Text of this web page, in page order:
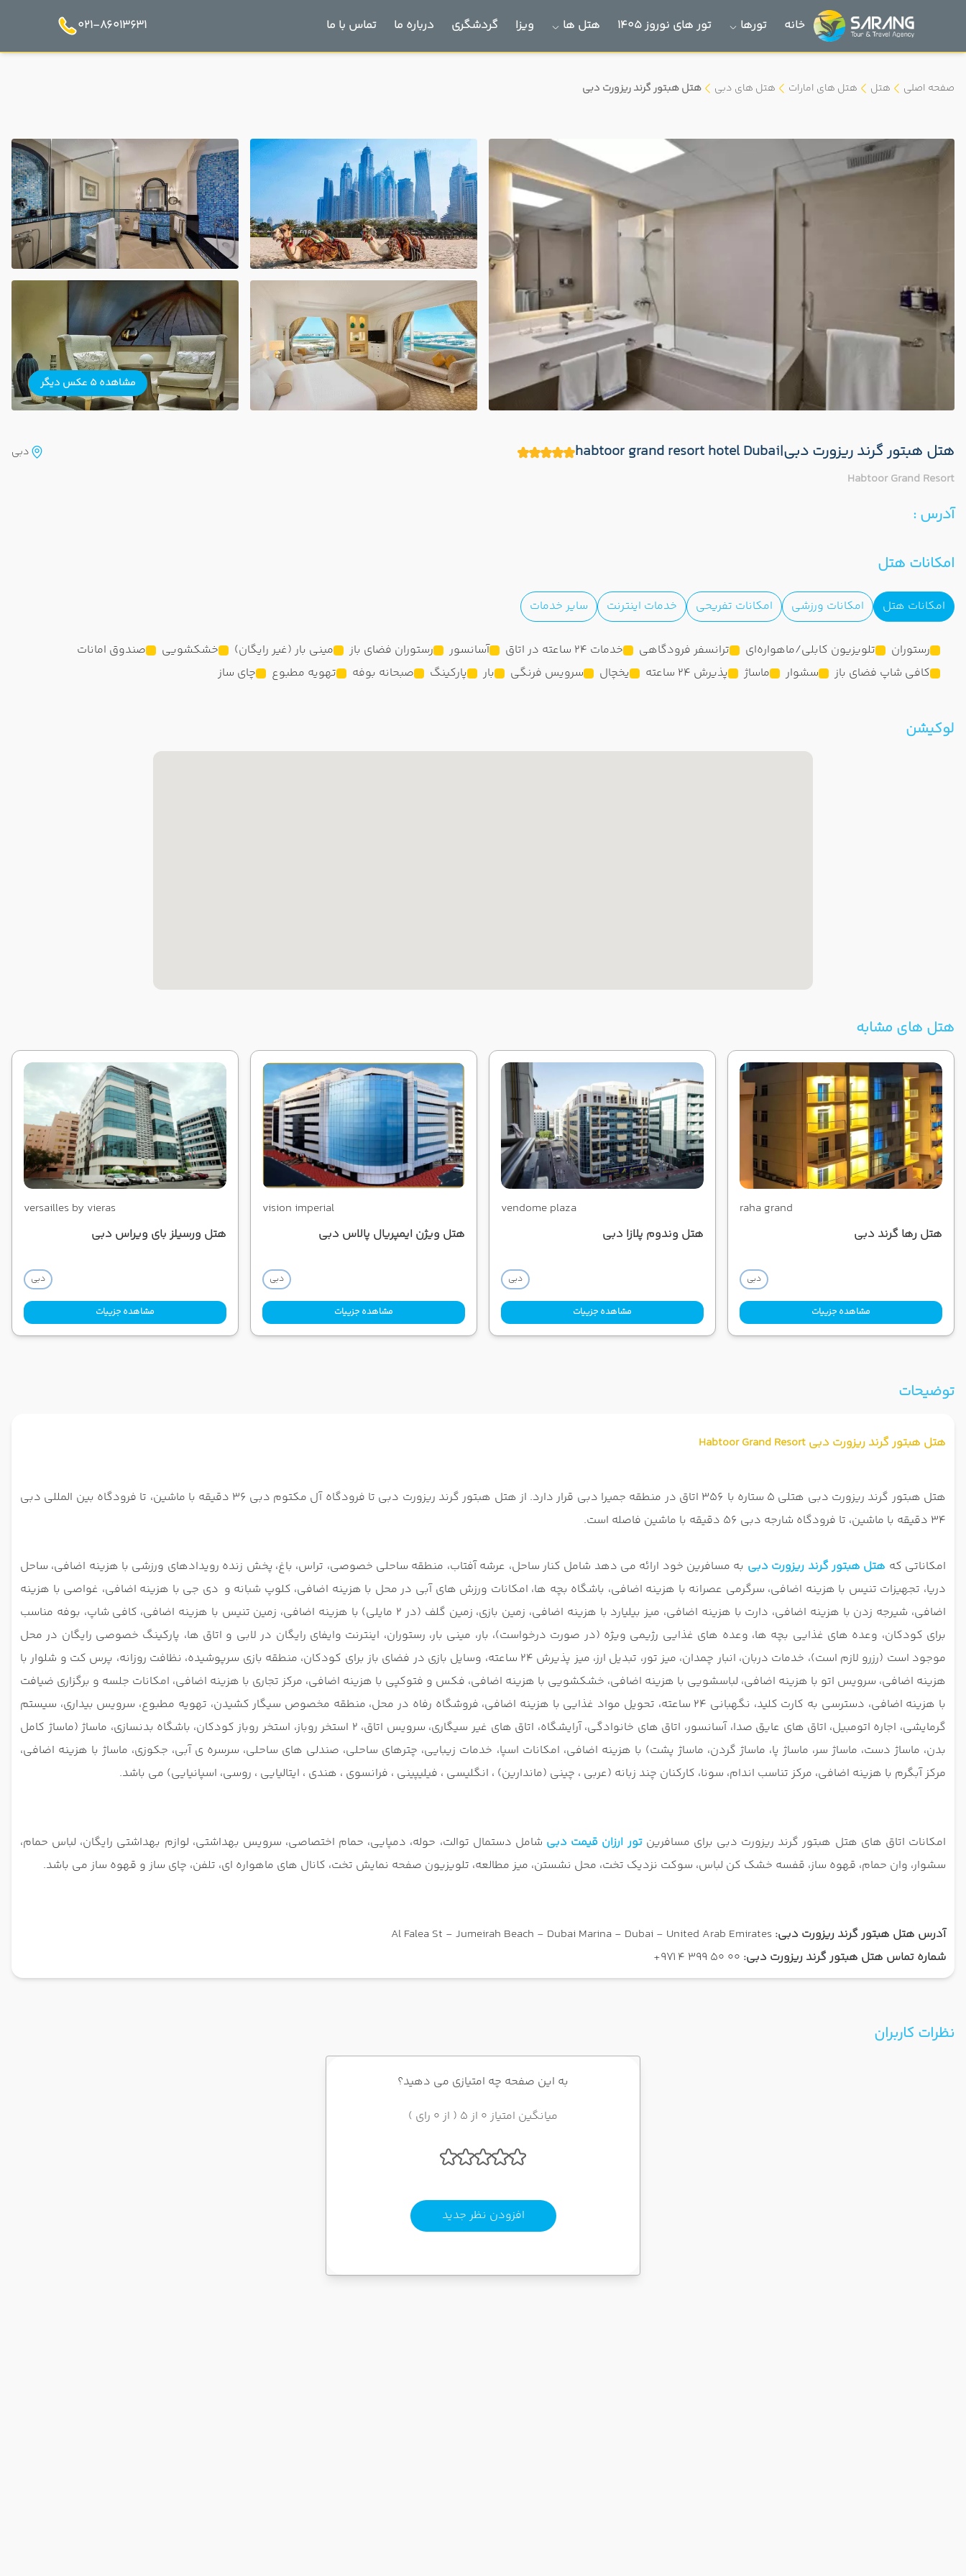
خانه تورها تور های نوروز 1405 هتل ها ویزا گردشگری درباره ما تماس با ما 021-86013631
صفحه اصلی هتل هتل های امارات هتل های دبی هتل هبتور گرند ریزورت دبی
مشاهده 5 عکس دیگر
هتل هبتور گرند ریزورت دبی|habtoor grand resort hotel Dubai
Habtoor Grand Resort
دبی
آدرس :
امکانات هتل
امکانات هتل امکانات ورزشی امکانات تفریحی خدمات اینترنت سایر خدمات
رستوران تلویزیون کابلی/ماهواره‌ای ترانسفر فرودگاهی خدمات 24 ساعته در اتاق آسانسور رستوران فضای باز مینی بار (غیر رایگان) خشکشویی
صندوق امانات
کافی شاپ فضای باز
سشوار ماساژ پذیرش 24 ساعته یخچال سرویس فرنگی بار پارکینگ صبحانه بوفه تهویه مطبوع چای ساز
لوکیشن
هتل های مشابه
raha grand
هتل رها گرند دبی
دبی
مشاهده جزییات
vendome plaza
هتل وندوم پلازا دبی
دبی
مشاهده جزییات
vision imperial
هتل ویژن ایمپریال پالاس دبی
دبی
مشاهده جزییات
versailles by vieras
هتل ورسیلز بای ویراس دبی
دبی
مشاهده جزییات
توضیحات
هتل هبتور گرند ریزورت دبی Habtoor Grand Resort
هتل هبتور گرند ریزورت دبی هتلی 5 ستاره با 356 اتاق در منطقه جمیرا دبی قرار دارد. از هتل هبتور گرند ریزورت دبی تا فرودگاه آل مکتوم دبی 36 دقیقه با ماشین، تا فرودگاه بین المللی دبی
34 دقیقه با ماشین، تا فرودگاه شارجه دبی 56 دقیقه با ماشین فاصله است.
امکاناتی که هتل هبتور گرند ریزورت دبی به مسافرین خود ارائه می دهد شامل کنار ساحل، عرشه آفتاب، منطقه ساحلی خصوصی، تراس، باغ، پخش زنده رویدادهای ورزشی با هزینه اضافی، ساحل
دریا، تجهیزات تنیس با هزینه اضافی، سرگرمی عصرانه با هزینه اضافی، باشگاه بچه ها، امکانات ورزش های آبی در محل با هزینه اضافی، کلوپ شبانه و دی جی با هزینه اضافی، غواصی با هزینه
اضافی، شیرجه زدن با هزینه اضافی، دارت با هزینه اضافی، میز بیلیارد با هزینه اضافی، زمین بازی، زمین گلف (در 2 مایلی) با هزینه اضافی، زمین تنیس با هزینه اضافی،
کافی شاپ، بوفه مناسب
برای کودکان، وعده های غذایی بچه ها، وعده های غذایی رژیمی ویژه (در صورت درخواست)، بار، مینی بار، رستوران، اینترنت وایفای رایگان در لابی و اتاق ها، پارکینگ خصوصی رایگان در محل
موجود است (رزرو لازم است)، خدمات دربان، انبار چمدان، میز تور، تبدیل ارز، میز پذیرش 24 ساعته، وسایل بازی در فضای باز برای کودکان، منطقه بازی سرپوشیده، نظافت روزانه، پرس کت و شلوار با
هزینه اضافی، سرویس اتو با هزینه اضافی، لباسشویی با هزینه اضافی، خشکشویی با هزینه اضافی، فکس و فتوکپی با هزینه اضافی، مرکز تجاری با هزینه اضافی، امکانات جلسه و برگزاری ضیافت
با هزینه اضافی، دسترسی به کارت کلید، نگهبانی 24 ساعته، تحویل مواد غذایی با هزینه اضافی، فروشگاه رفاه در محل، منطقه مخصوص سیگار کشیدن، تهویه مطبوع، سرویس بیداری، سیستم
گرمایشی، اجاره اتومبیل، اتاق های عایق صدا، آسانسور، اتاق های خانوادگی، آرایشگاه، اتاق های غیر سیگاری، سرویس اتاق، 2 استخر روباز، استخر روباز کودکان،
باشگاه بدنسازی، ماساژ (ماساژ کامل
بدن، ماساژ دست، ماساژ سر، ماساژ پا، ماساژ گردن، ماساژ پشت) با هزینه اضافی، امکانات اسپا، خدمات زیبایی، چترهای ساحلی، صندلی های ساحلی، سرسره ی آبی، جکوزی، ماساژ با هزینه اضافی،
مرکز آبگرم با هزینه اضافی، مرکز تناسب اندام، سونا، کارکنان چند زبانه (عربی ، چینی (ماندارین) ، انگلیسی ، فیلیپینی ، فرانسوی ، هندی ، ایتالیایی ، روسی، اسپانیایی) می باشد.
امکانات اتاق های هتل هبتور گرند ریزورت دبی برای مسافرینتور ارزان قیمت دبی شامل دستمال توالت، حوله، دمپایی، حمام اختصاصی، سرویس بهداشتی، لوازم بهداشتی رایگان، لباس حمام،
سشوار، وان حمام، قهوه ساز، قفسه خشک کن لباس، سوکت نزدیک تخت، محل نشستن، میز مطالعه، تلویزیون صفحه نمایش تخت، کانال های ماهواره ای، تلفن، چای ساز و قهوه ساز می باشد.
آدرس هتل هبتور گرند ریزورت دبی:
شماره تماس هتل هبتور گرند ریزورت دبی:
نظرات کاربران
به این صفحه چه امتیازی می دهید؟
میانگین امتیاز 0 از 5 ( از 0 رای )
افزودن نظر جدید